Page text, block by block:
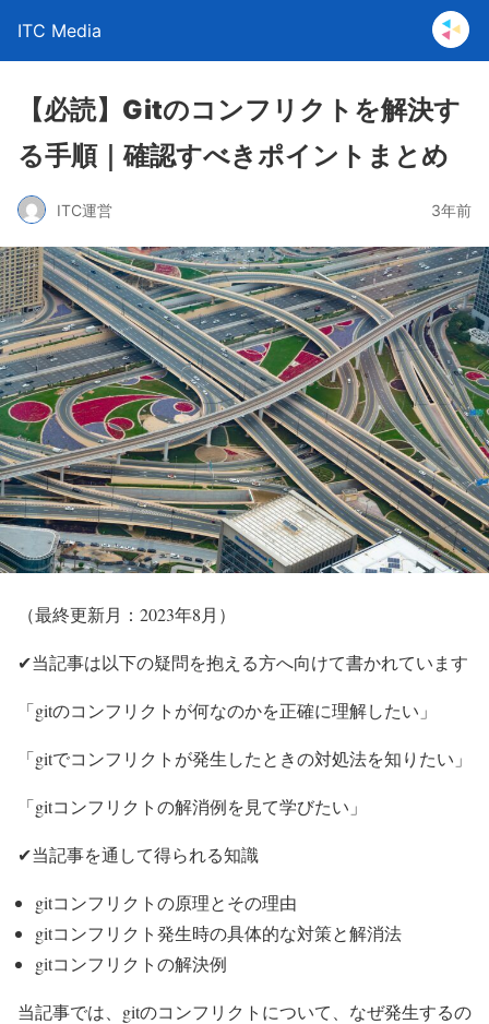
ITC Media
【必読】Gitのコンフリクトを解決す
る手順｜確認すべきポイントまとめ
ITC運営 3年前
（最終更新月：2023年8月）
✔当記事は以下の疑問を抱える方へ向けて書かれています
「gitのコンフリクトが何なのかを正確に理解したい」
「gitでコンフリクトが発生したときの対処法を知りたい」
「gitコンフリクトの解消例を見て学びたい」
✔当記事を通して得られる知識
gitコンフリクトの原理とその理由
gitコンフリクト発生時の具体的な対策と解消法
gitコンフリクトの解決例
当記事では、gitのコンフリクトについて、なぜ発生するの